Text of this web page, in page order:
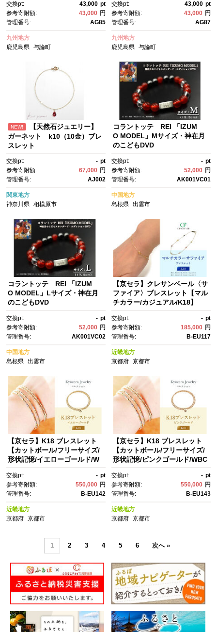
交換pt: 43,000 pt
参考寄附額:
43,000 円
管理番号:
AG85
九州地方
鹿児島県
与論町
交換pt: 43,000 pt
参考寄附額:
43,000 円
管理番号:
AG87
九州地方
鹿児島県 与論町
NEW!
【天然石ジュエリー】
ガーネット k10（10金）ブレ
スレット
交換pt: - pt
参考寄附額:
67,000 円
管理番号:
AJ002
関東地方
神奈川県
相模原市
コラントッテ REI 「IZUM
O MODEL」Mサイズ・神在月
のこどもDVD
交換pt: - pt
参考寄附額:
52,000 円
管理番号:
AK001VC01
中国地方
島根県 出雲市
コラントッテ REI 「IZUM
O MODEL」Lサイズ・神在月
のこどもDVD
交換pt: - pt
参考寄附額:
52,000 円
管理番号:
AK001VC02
中国地方
島根県
出雲市
【京セラ】クレサンベール〈サ
ファイア〉ブレスレット【マル
チカラー/カジュアル/K18】
交換pt: - pt
参考寄附額:
185,000 円
管理番号:
B-EU117
近畿地方
京都府 京都市
【京セラ】K18 ブレスレット
【カットボール/フリーサイズ/
形状記憶/イエローゴールド/W
交換pt: - pt
参考寄附額:
550,000 円
管理番号:
B-EU142
近畿地方
京都府
京都市
【京セラ】K18 ブレスレット
【カットボール/フリーサイズ/
形状記憶/ピンクゴールド/WBC
交換pt: - pt
参考寄附額:
550,000 円
管理番号:
B-EU143
近畿地方
京都府 京都市
1 2 3 4 5 6 次へ »